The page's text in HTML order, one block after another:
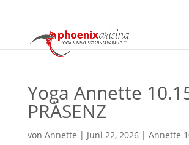
Yoga Annette
PRÄSENZ
von Annette | Juni 22, 2026| Annette